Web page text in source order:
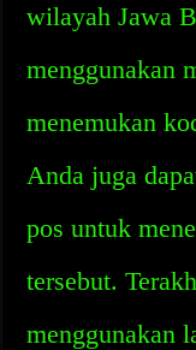
wilayah Jawa
menggunakan
menemukan
Anda juga
pos untuk
tersebut.
menggunakan